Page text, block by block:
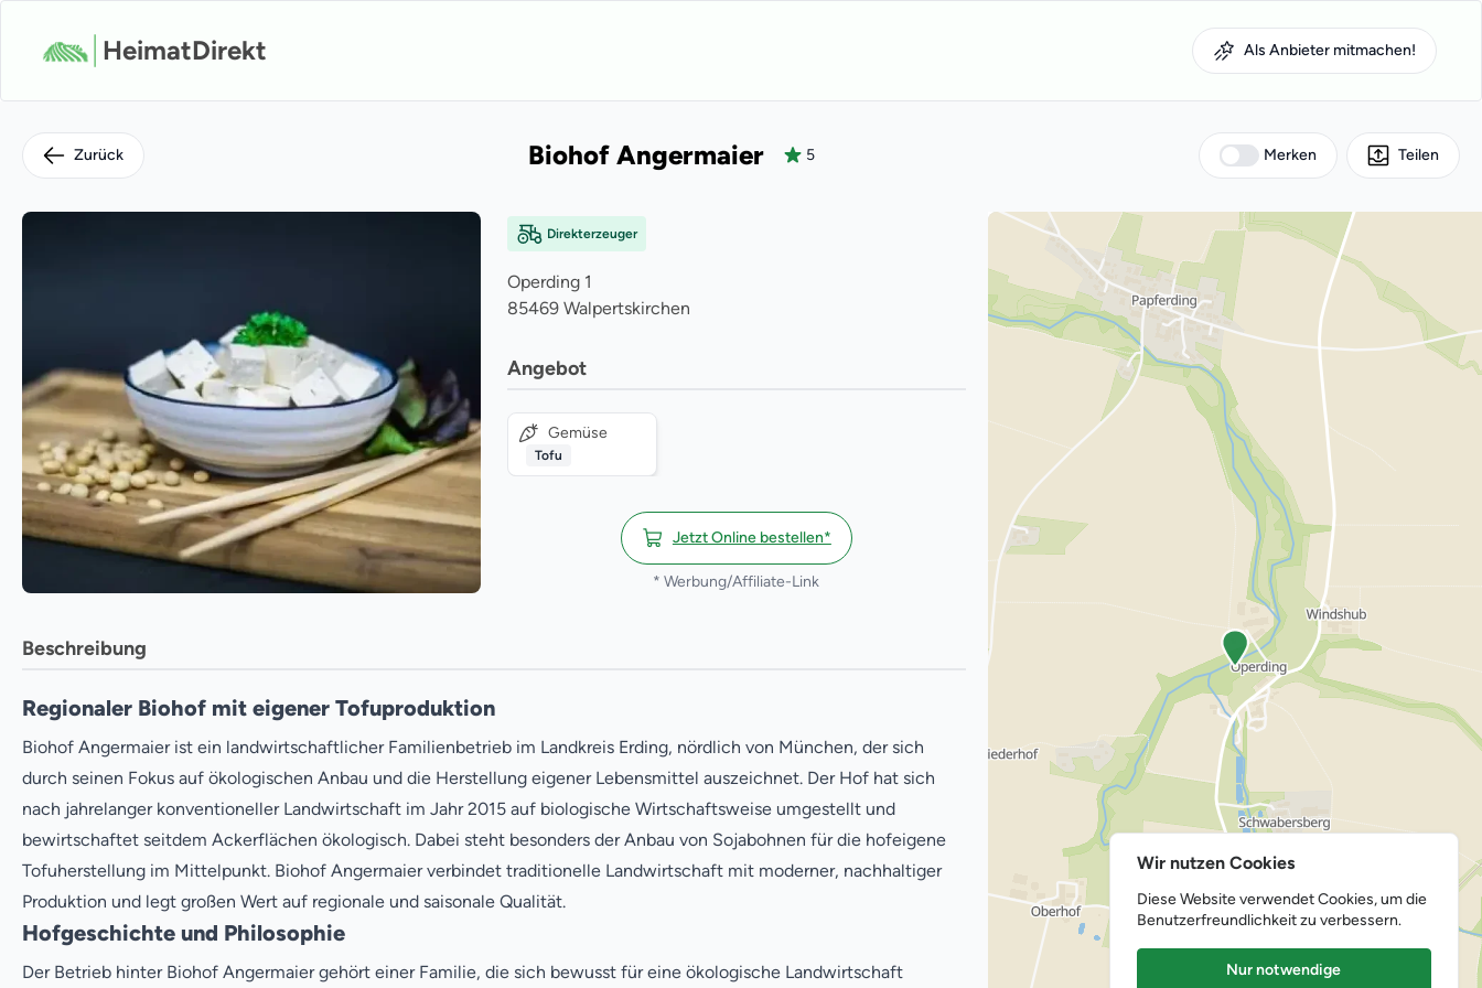
HeimatDirekt Als Anbieter mitmachen!
Zurück Biohof Angermaier 5 Merken Teilen
Direkterzeuger
Operding 1
85469 Walpertskirchen
Angebot
Gemüse
Tofu
Jetzt Online bestellen*
* Werbung/Affiliate-Link
Beschreibung
Regionaler Biohof mit eigener Tofuproduktion
Biohof Angermaier ist ein landwirtschaftlicher Familienbetrieb im Landkreis Erding, nördlich von München, der sich
durch seinen Fokus auf ökologischen Anbau und die Herstellung eigener Lebensmittel auszeichnet. Der Hof hat sich
nach jahrelanger konventioneller Landwirtschaft im Jahr 2015 auf biologische Wirtschaftsweise umgestellt und
bewirtschaftet seitdem Ackerflächen ökologisch. Dabei steht besonders der Anbau von Sojabohnen für die hofeigene
Tofuherstellung im Mittelpunkt. Biohof Angermaier verbindet traditionelle Landwirtschaft mit moderner, nachhaltiger
Produktion und legt großen Wert auf regionale und saisonale Qualität.
Hofgeschichte und Philosophie
Der Betrieb hinter Biohof Angermaier gehört einer Familie, die sich bewusst für eine ökologische Landwirtschaft
Wir nutzen Cookies
Diese Website verwendet Cookies, um die
Benutzerfreundlichkeit zu verbessern.
Nur notwendige